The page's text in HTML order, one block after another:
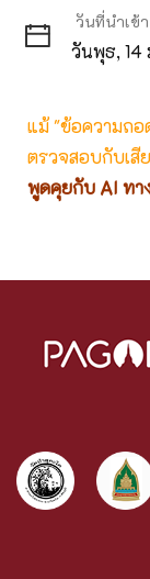
วันที่นำเข้
วันพุธ, 14
แม้ "ข้อความถอ
ตรวจสอบกับเสี
พูดคุยกับ AI ทา